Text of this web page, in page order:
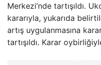
Merkezi’nde tartışıldı.
kararıyla, yukarıda
artış uygulanmasına
tartışıldı. Karar